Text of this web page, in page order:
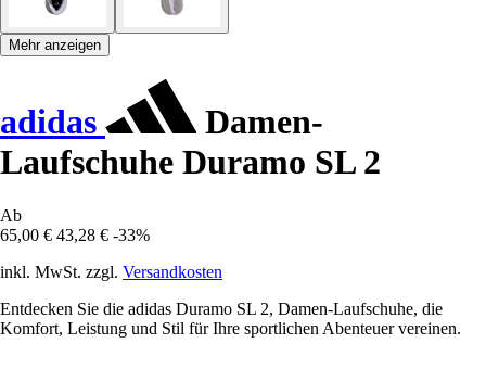
Mehr anzeigen
adidas
Damen-
Laufschuhe Duramo SL 2
Ab
65,00 € 43,28 € -33%
inkl. MwSt. zzgl. Versandkosten
Entdecken Sie die adidas Duramo SL 2, Damen-Laufschuhe, die
Komfort, Leistung und Stil für Ihre sportlichen Abenteuer vereinen.